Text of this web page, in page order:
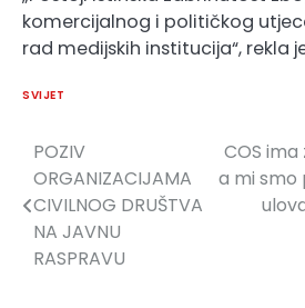
komercijalnog i političkog
rad medijskih institucija“, rekla
SVIJET
Navigacija
članaka
POZIV
ORGANIZACIJAMA
CIVILNOG DRUŠTVA
NA JAVNU
RASPRAVU
COS
a mi smo